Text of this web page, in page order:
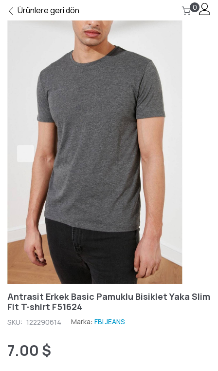
Ürünlere geri dön 0
Antrasit Erkek Basic Pamuklu Bisiklet Yaka Slim
Fit T-shirt F51624
SKU: 122290614 Marka: FBI JEANS
7.00 $